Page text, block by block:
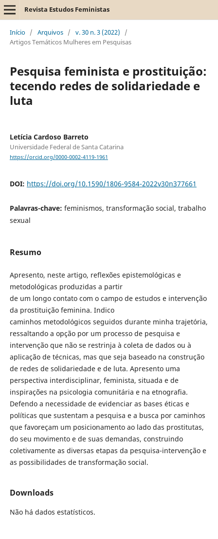
Revista Estudos Feministas
Início / Arquivos / v. 30 n. 3 (2022)
/
Artigos Temáticos Mulheres em Pesquisas
Pesquisa feminista e prostituição:
tecendo redes de solidariedade e
luta
Letícia Cardoso Barreto
Universidade Federal de Santa Catarina
https://orcid.org/0000-0002-4119-1961
DOI: https://doi.org/10.1590/1806-9584-2022v30n377661
Palavras-chave: feminismos, transformação social, trabalho
sexual
Resumo
Apresento, neste artigo, reflexões epistemológicas e
metodológicas produzidas a partir
de um longo contato com o campo de estudos e intervenção
da prostituição feminina. Indico
caminhos metodológicos seguidos durante minha trajetória,
ressaltando a opção por um processo de pesquisa e
intervenção que não se restrinja à coleta de dados ou à
aplicação de técnicas, mas que seja baseado na construção
de redes de solidariedade e de luta. Apresento uma
perspectiva interdisciplinar, feminista, situada e de
inspirações na psicologia comunitária e na etnografia.
Defendo a necessidade de evidenciar as bases éticas e
políticas que sustentam a pesquisa e a busca por caminhos
que favoreçam um posicionamento ao lado das prostitutas,
do seu movimento e de suas demandas, construindo
coletivamente as diversas etapas da pesquisa-intervenção e
as possibilidades de transformação social.
Downloads
Não há dados estatísticos.